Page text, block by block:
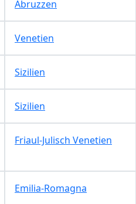
Abruzzen
Venetien
Sizilien
Sizilien
Friaul-Julisch Venetien
Emilia-Romagna